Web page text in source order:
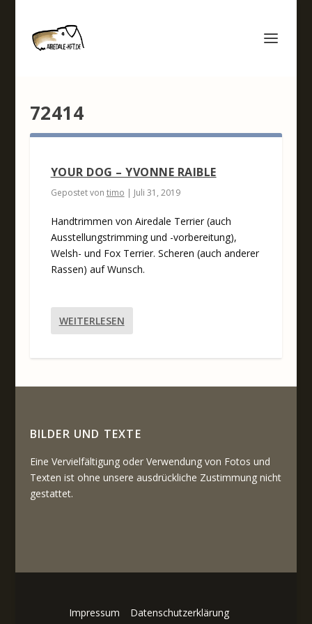
72414
YOUR DOG – YVONNE RAIBLE
Gepostet von timo | Juli 31, 2019
Handtrimmen von Airedale Terrier (auch
Ausstellungstrimming und -vorbereitung),
Welsh- und Fox Terrier. Scheren (auch anderer
Rassen) auf Wunsch.
WEITERLESEN
BILDER UND TEXTE
Eine Vervielfältigung oder Verwendung von Fotos und
Texten ist ohne unsere ausdrückliche Zustimmung nicht
gestattet.
Impressum Datenschutzerklärung